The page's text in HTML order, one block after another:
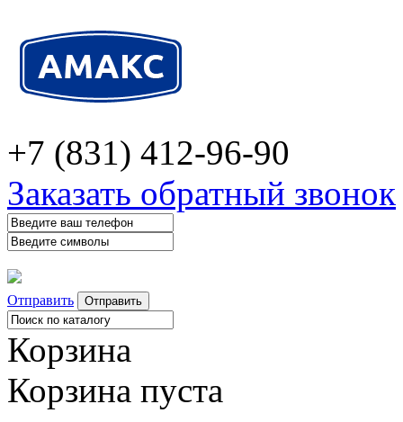
+7 (831) 412-96-90
Заказать обратный звонок
Отправить
Корзина
Корзина пуста